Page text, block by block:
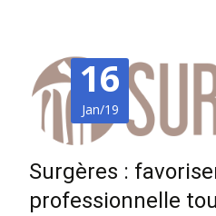
16
Jan/19
Surgères :
professionnelle